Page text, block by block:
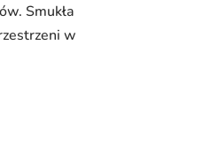
Smukła
w